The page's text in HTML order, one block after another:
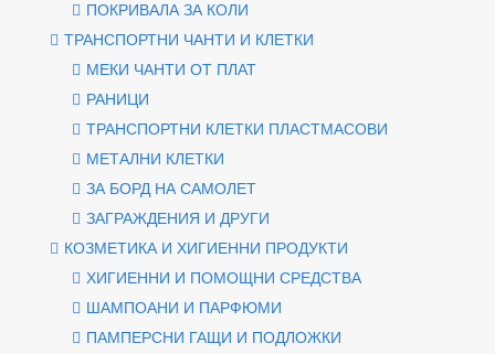
ПОКРИВАЛА ЗА КОЛИ
ТРАНСПОРТНИ ЧАНТИ И КЛЕТКИ
МЕКИ ЧАНТИ ОТ ПЛАТ
РАНИЦИ
ТРАНСПОРТНИ КЛЕТКИ ПЛАСТМАСОВИ
МЕТАЛНИ КЛЕТКИ
ЗА БОРД НА САМОЛЕТ
ЗАГРАЖДЕНИЯ И ДРУГИ
КОЗМЕТИКА И ХИГИЕННИ ПРОДУКТИ
ХИГИЕННИ И ПОМОЩНИ СРЕДСТВА
ШАМПОАНИ И ПАРФЮМИ
ПАМПЕРСНИ ГАЩИ И ПОДЛОЖКИ